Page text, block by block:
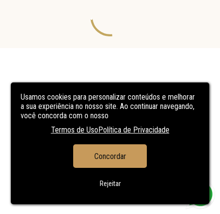
Usamos cookies para personalizar conteúdos e melhorar
a sua experiência no nosso site. Ao continuar navegando,
você concorda com o nosso
Termos de UsoPolítica de Privacidade
Concordar
Rejeitar